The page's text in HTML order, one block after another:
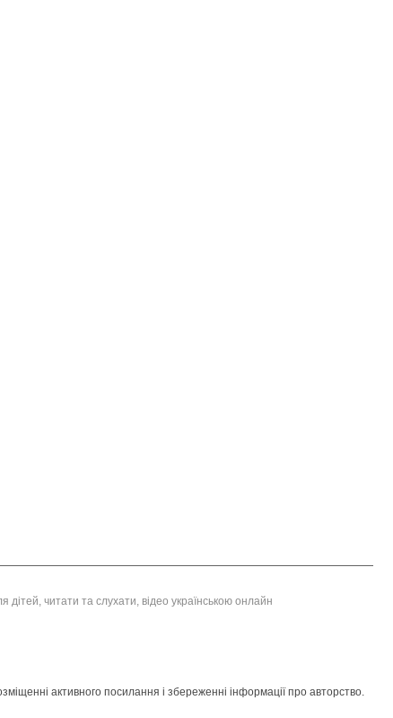
дітей, читати та слухати, відео українською онлайн
активного посилання і збереженні інформації про авторство.